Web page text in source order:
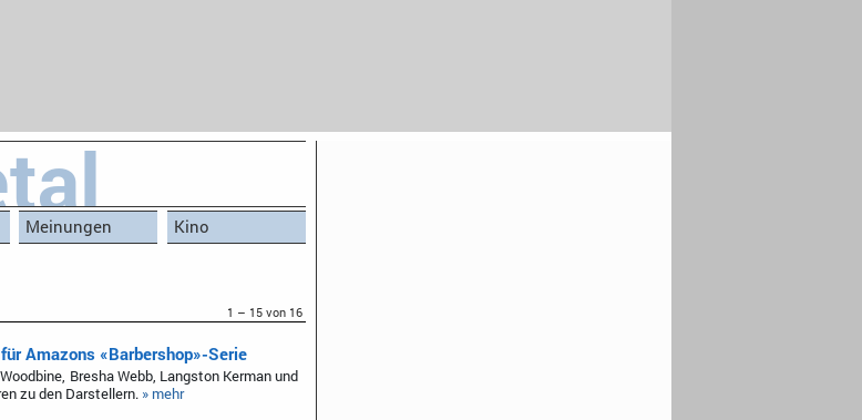
Meinungen Kino
1 – 15 von 16
Amazons «Barbershop»-Serie
Bresha Webb, Langston Kerman und
zu den Darstellern. » mehr